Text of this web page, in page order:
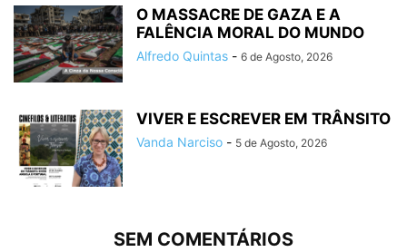
O MASSACRE DE GAZA E A
FALÊNCIA MORAL DO MUNDO
Alfredo Quintas - 6 de Agosto, 2026
VIVER E ESCREVER EM TRÂNSITO
Vanda Narciso - 5 de Agosto, 2026
SEM COMENTÁRIOS